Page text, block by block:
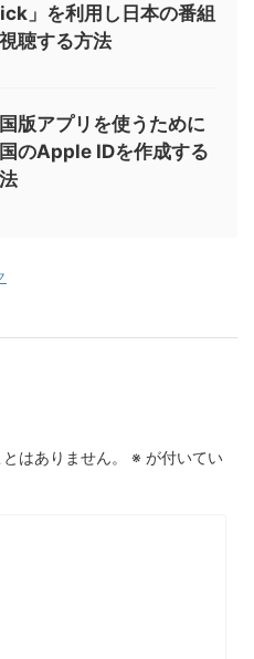
」を利用し日本の番組
聴する方法
版アプリを使うために
のApple IDを作成する
はありません。 ※ が付いてい